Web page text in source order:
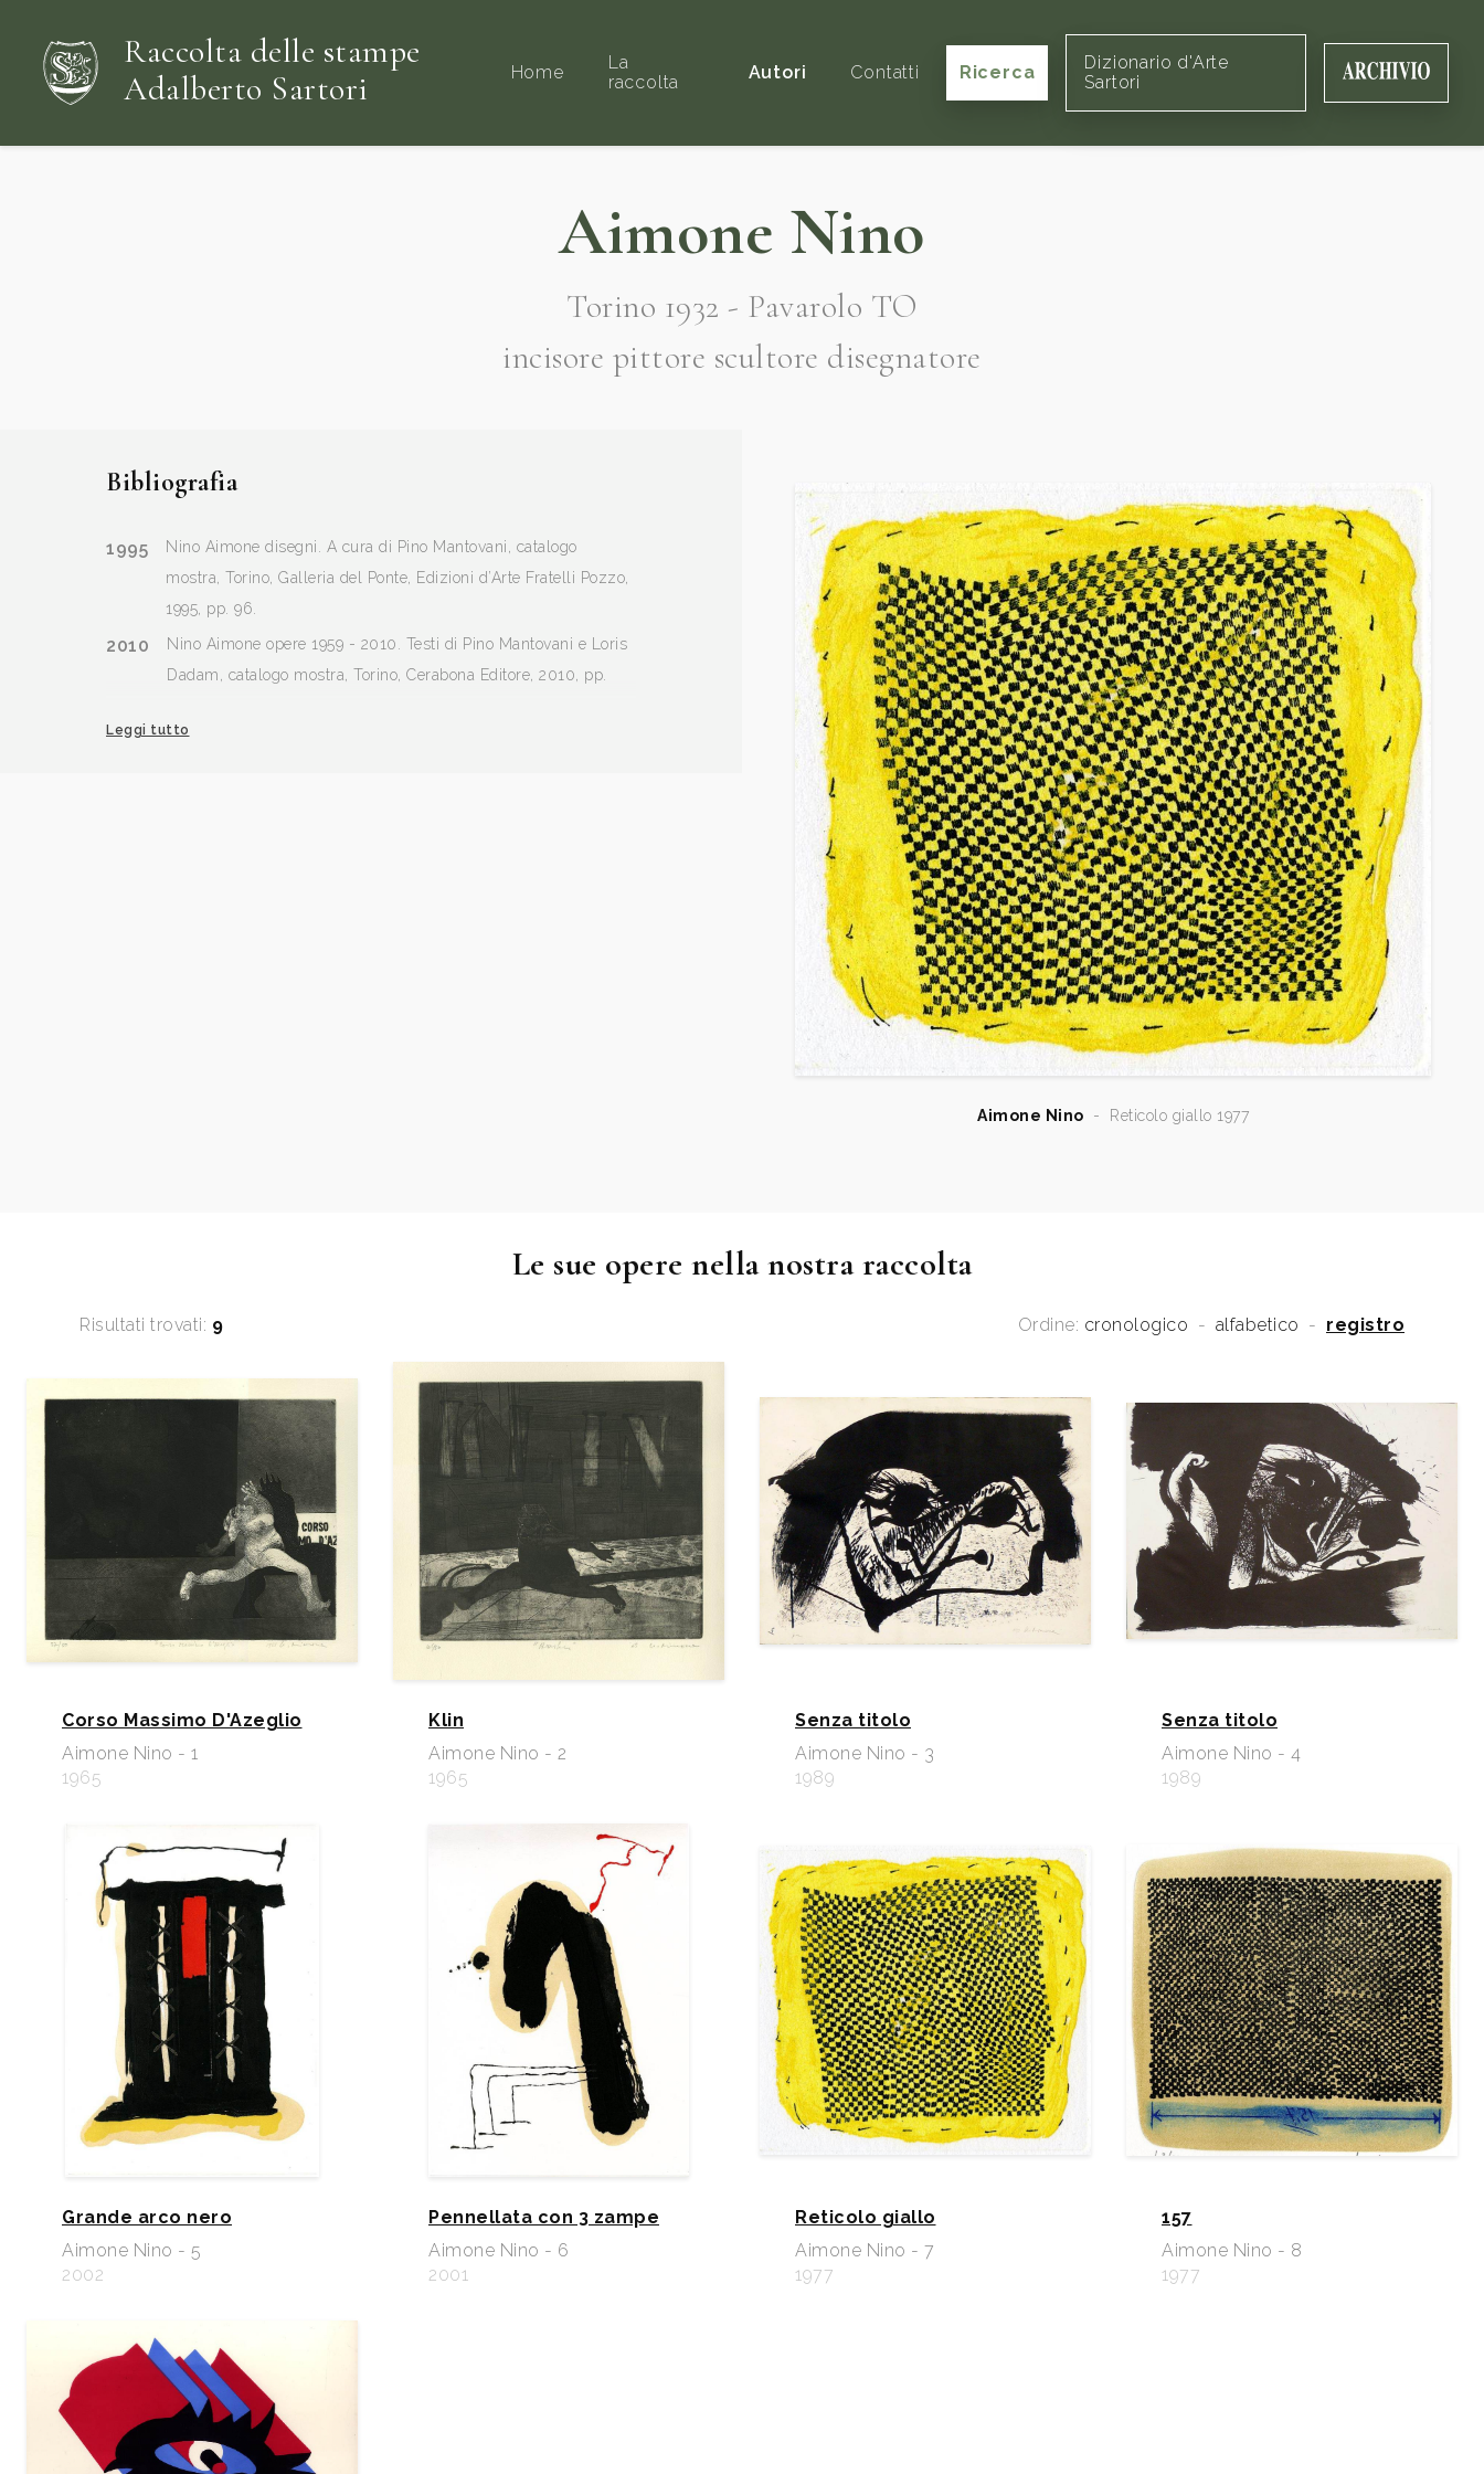
Raccolta delle stampe
Adalberto Sartori
Home
La
raccolta
Autori Contatti Ricerca
Dizionario d'Arte
Sartori
Aimone Nino
Torino 1932 - Pavarolo TO
incisore pittore scultore disegnatore
Bibliografia
1995
Nino Aimone disegni. A cura di Pino Mantovani, catalogo
mostra, Torino, Galleria del Ponte, Edizioni d’Arte Fratelli Pozzo,
1995, pp. 96.
2010
Nino Aimone opere 1959 - 2010. Testi di Pino Mantovani e Loris
Dadam, catalogo mostra, Torino, Cerabona Editore, 2010, pp.
2012
Nino Aimone, Disegni e Capricci, opere su carta dal 1946 al
Leggi tutto
Aimone Nino - Reticolo giallo 1977
Le sue opere nella nostra raccolta
Risultati trovati: 9 Ordine: cronologico - alfabetico - registro
Corso Massimo D'Azeglio
Aimone Nino - 1
1965
Klin
Aimone Nino - 2
1965
Senza titolo
Aimone Nino - 3
1989
Senza titolo
Aimone Nino - 4
1989
Grande arco nero
Aimone Nino - 5
2002
Pennellata con 3 zampe
Aimone Nino - 6
2001
Reticolo giallo
Aimone Nino - 7
1977
157
Aimone Nino - 8
1977